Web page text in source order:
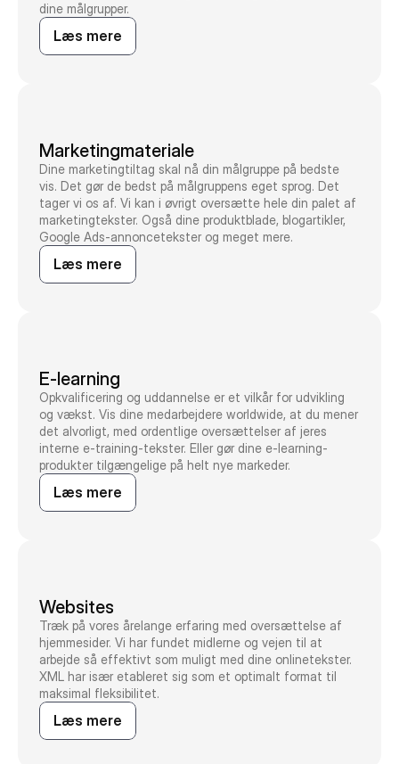
dine målgrupper.
Læs mere
Marketingmateriale
Dine marketingtiltag skal nå din målgruppe på bedste
vis. Det gør de bedst på målgruppens eget sprog. Det
tager vi os af. Vi kan i øvrigt oversætte hele din palet af
marketingtekster. Også dine produktblade, blogartikler,
Google Ads-annoncetekster og meget mere.
Læs mere
E-learning
Opkvalificering og uddannelse er et vilkår for udvikling
og vækst. Vis dine medarbejdere worldwide, at du mener
det alvorligt, med ordentlige oversættelser af jeres
interne e-training-tekster. Eller gør dine e-learning-
produkter tilgængelige på helt nye markeder.
Læs mere
Websites
Træk på vores årelange erfaring med oversættelse af
hjemmesider. Vi har fundet midlerne og vejen til at
arbejde så effektivt som muligt med dine onlinetekster.
XML har især etableret sig som et optimalt format til
maksimal fleksibilitet.
Læs mere